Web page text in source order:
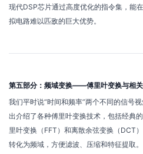
现代DSP芯片通过高度优化的指令集，能
拟电路难以匹敌的巨大优势。
第五部分：频域变换——傅里叶变换与相
我们平时说“时间和频率”两个不同的信号
出介绍了各种傅里叶变换技术，包括经典
里叶变换（FFT）和离散余弦变换（DCT
转化为频域，方便滤波、压缩和特征提取。